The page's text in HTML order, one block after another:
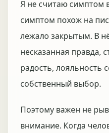
Я не считаю симптом
симптом похож на
лежало закрытым. В
несказанная правда,
радость, лояльность
собственный выбор.
Поэтому важен не
внимание. Когда